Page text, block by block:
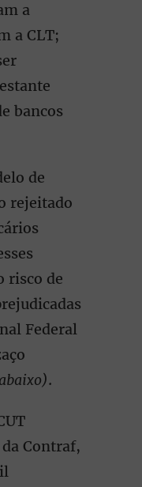
a
a CLT;
bancos
de
rejeitado
risco de
Federal
.
Contraf,